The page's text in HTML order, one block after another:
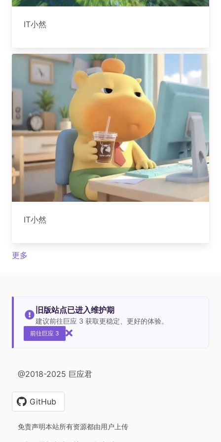
IT小然
IT小然
更多
旧版站点已进入维护期
建议前往巨应 3 获取更稳定、更好的体验。
前往巨应 3
@2018-2025 巨应君
GitHub
免责声明本站所有资源都由用户上传